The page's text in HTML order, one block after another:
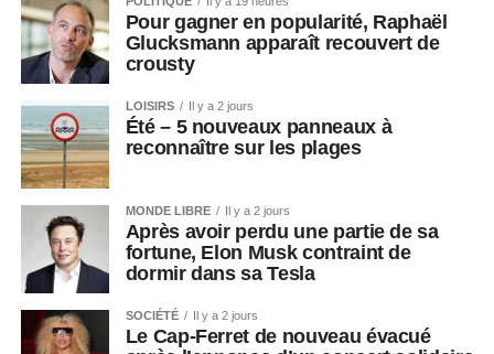
Pour gagner en popularité, Raphaël
Glucksmann apparaît recouvert de
crousty
LOISIRS Il y a 2 jours
Été – 5 nouveaux panneaux à
reconnaître sur les plages
MONDE LIBRE Il y a 2 jours
Après avoir perdu une partie de sa
fortune, Elon Musk contraint de
dormir dans sa Tesla
SOCIÉTÉ Il y a 2 jours
Le Cap-Ferret de nouveau évacué